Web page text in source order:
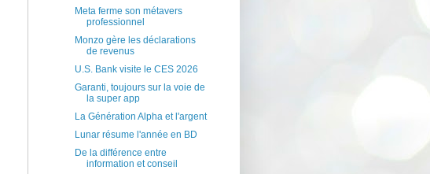
Meta ferme son métavers
professionnel
Monzo gère les déclarations
de revenus
U.S. Bank visite le CES 2026
Garanti, toujours sur la voie de
la super app
La Génération Alpha et l'argent
Lunar résume l'année en BD
De la différence entre
information et conseil